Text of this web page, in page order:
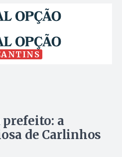
prefeito: a
de Carlinhos